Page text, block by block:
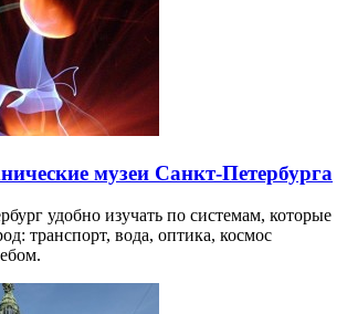
музеи Санкт-Петербурга
удобно изучать по системам, которые
транспорт, вода, оптика, космос